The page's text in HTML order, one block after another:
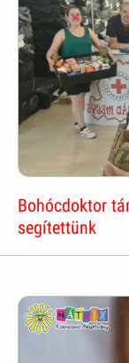
Bohócdoktor
segítettünk